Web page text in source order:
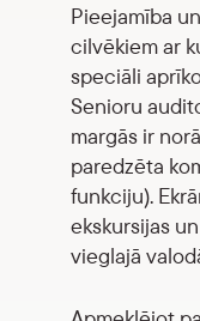
Pieejamība
cilvēkiem ar
speciāli
Senioru
margās ir
paredzēta
funkciju).
ekskursijas
vieglajā